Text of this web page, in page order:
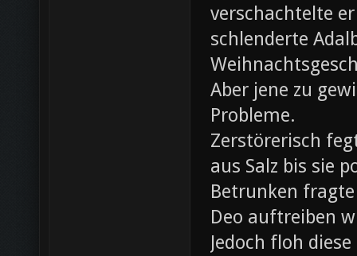
verschachtelte
schlenderte
Aber jene zu
Probleme.
Zerstörerisch
aus Salz bis sie
Betrunken
Deo auftreiben
Jedoch floh